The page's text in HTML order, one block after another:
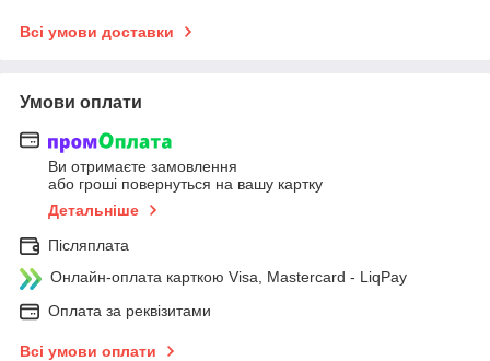
Всі умови доставки
Умови оплати
Ви отримаєте замовлення
або гроші повернуться на вашу картку
Детальніше
Післяплата
Онлайн-оплата карткою Visa, Mastercard - LiqPay
Оплата за реквізитами
Всі умови оплати